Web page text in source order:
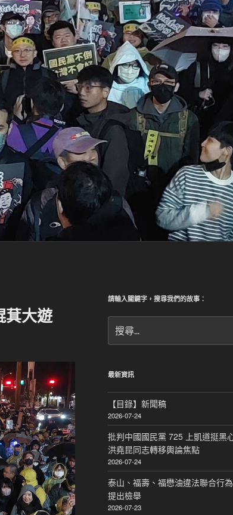
萁大遊
請輸入關鍵字，搜尋我們的故事：
尋
關
字:
最新資訊
【目錄】新聞稿
2026-07-24
批判中國國民黨 725 上凱道挺
洪堯昆同志轉移輿論焦點
2026-07-24
泰山、福壽、福懋油違法聯合行
提出檢舉
2026-07-23